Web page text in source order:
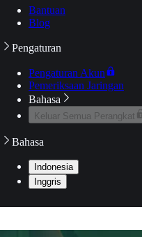
Bantuan
Blog
Pengaturan
Pengaturan Akun
Pemeriksaan Jaringan
Bahasa
Keluar Semua Perangkat
Bahasa
Indonesia
Inggris